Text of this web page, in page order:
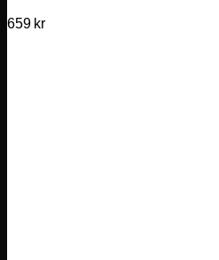
659 kr